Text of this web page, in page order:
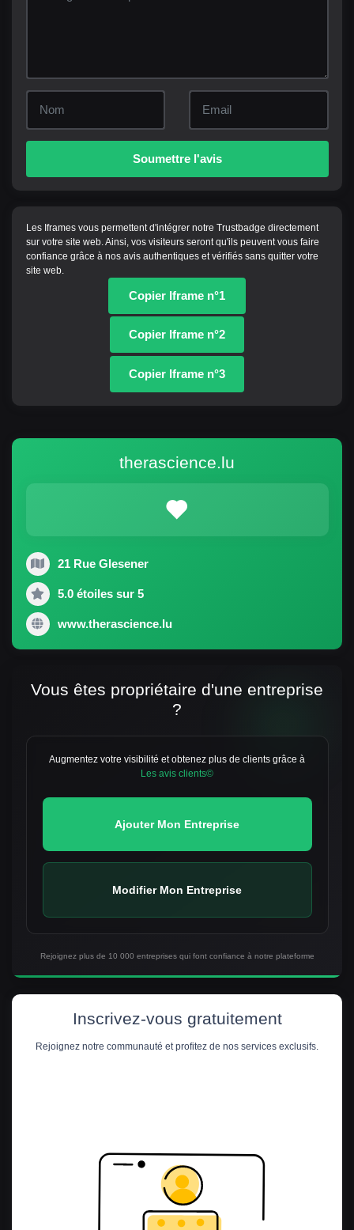
Soumettre l'avis
Les Iframes vous permettent d'intégrer notre Trustbadge directement
sur votre site web. Ainsi, vos visiteurs seront qu'ils peuvent vous faire
confiance grâce à nos avis authentiques et vérifiés sans quitter votre
site web.
Copier Iframe n°1
Copier Iframe n°2
Copier Iframe n°3
therascience.lu
21 Rue Glesener
5.0 étoiles sur 5
www.therascience.lu
Vous êtes propriétaire d'une entreprise
?
Augmentez votre visibilité et obtenez plus de clients grâce à
Les avis clients©
Ajouter Mon Entreprise
Modifier Mon Entreprise
Rejoignez plus de 10 000 entreprises qui font confiance à notre plateforme
Inscrivez-vous gratuitement
Rejoignez notre communauté et profitez de nos services exclusifs.